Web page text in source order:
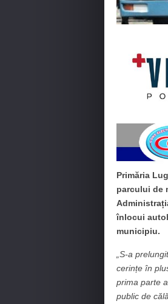
Primăria
parcului de
înlocui
municipiu.
„S-a
cerințe în
prima parte
public de